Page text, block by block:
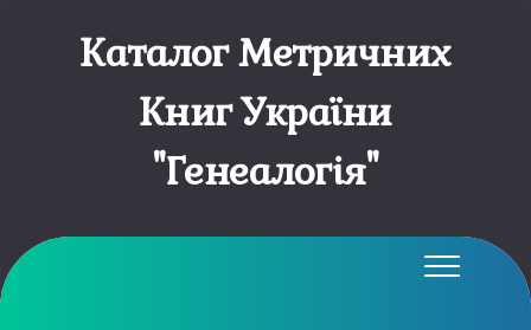
Каталог Метричних
Книг України
"Генеалогія"